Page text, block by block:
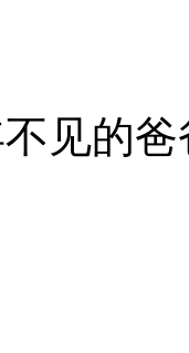
见的爸